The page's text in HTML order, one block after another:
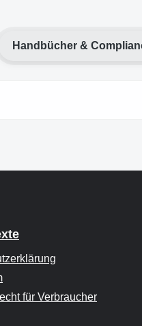
Handbücher &
für Verbraucher